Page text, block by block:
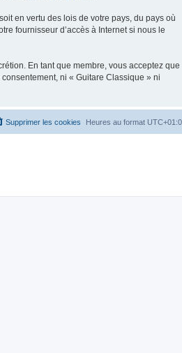
en vertu des lois de votre pays, du pays où
fournisseur d’accès à Internet si nous le
En tant que membre, vous acceptez que
ni « Guitare Classique » ni
Heures au format
Supprimer les cookies